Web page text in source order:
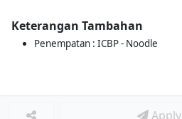
Keterangan Tambahan
Penempatan : ICBP - Noodle
Apply